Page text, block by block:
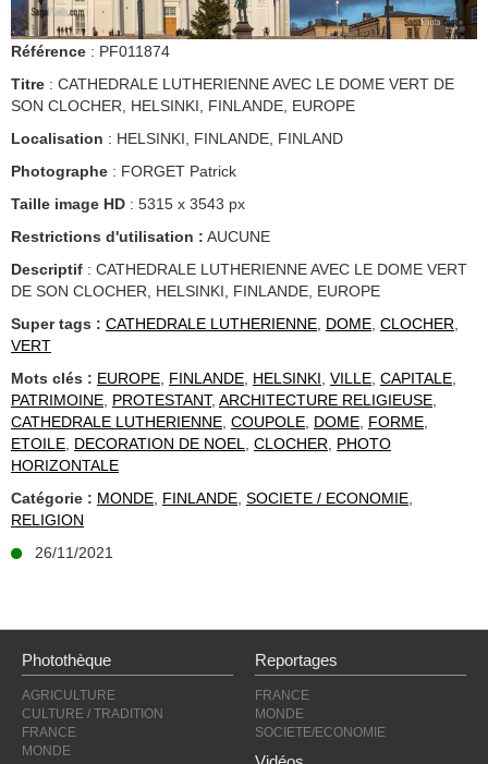
Référence : PF011874
Titre : CATHEDRALE LUTHERIENNE AVEC LE DOME VERT DE
SON CLOCHER, HELSINKI, FINLANDE, EUROPE
Localisation : HELSINKI, FINLANDE, FINLAND
Photographe : FORGET Patrick
Taille image HD : 5315 x 3543 px
Restrictions d'utilisation : AUCUNE
Descriptif : CATHEDRALE LUTHERIENNE AVEC LE DOME VERT
DE SON CLOCHER, HELSINKI, FINLANDE, EUROPE
Super tags : CATHEDRALE LUTHERIENNE, DOME, CLOCHER,
VERT
Mots clés : EUROPE, FINLANDE, HELSINKI, VILLE, CAPITALE,
PATRIMOINE, PROTESTANT, ARCHITECTURE RELIGIEUSE,
CATHEDRALE LUTHERIENNE, COUPOLE, DOME, FORME,
ETOILE, DECORATION DE NOEL, CLOCHER, PHOTO
HORIZONTALE
Catégorie : MONDE, FINLANDE, SOCIETE / ECONOMIE,
RELIGION
26/11/2021
Photothèque
AGRICULTURE
CULTURE / TRADITION
FRANCE
MONDE
Reportages
FRANCE
MONDE
SOCIETE/ECONOMIE